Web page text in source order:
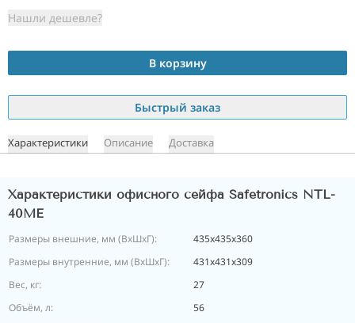
Нашли дешевле?
В корзину
Быстрый заказ
Характеристики Описание Доставка
Характеристики офисного сейфа Safetronics NTL-
40ME
Размеры внешние, мм (ВхШхГ):
435х435х360
Размеры внутренние, мм (ВхШхГ):
431х431х309
Вес, кг:
27
Объём, л:
56